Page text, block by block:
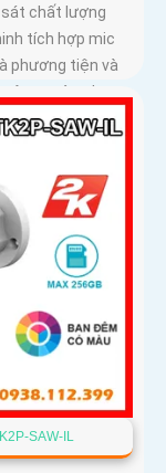
sát chất lượng
tích hợp mic
phương tiện và
an toàn cho
SAW-IL